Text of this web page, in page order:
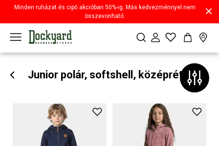
Minden ruházat és cipő akcióban 50%-ig. Más kedvezménnyel nem
összevonható.
Junior polár, softshell, középréteg